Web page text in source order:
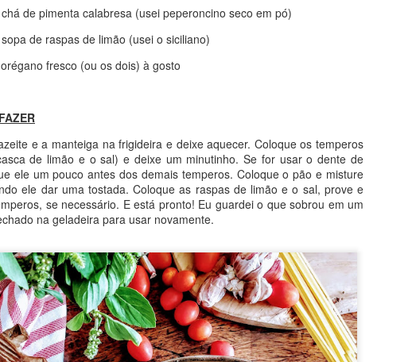
de pimenta calabresa (usei peperoncino seco em pó)
de raspas de limão (usei o siciliano)
fresco (ou os dois) à gosto
e a manteiga na frigideira e deixe aquecer. Coloque os temperos
de limão e o sal) e deixe um minutinho. Se for usar o dente de
ele um pouco antes dos demais temperos. Coloque o pão e misture
ele dar uma tostada. Coloque as raspas de limão e o sal, prove e
se necessário. E está pronto! Eu guardei o que sobrou em um
na geladeira para usar novamente.
bem cheia de iogurte natural
em pó 100%
chocolate ao leite em gotas ou picado
de sódio
de extrato de baunilha
amasse as bananas até virar uma papa. Junte o óleo, a baunilha, o
muito bem. Coloque a farinha aos poucos, misturando sempre. Adicione o
Por fim, junte o chocolate em gotas e misture. Leve para assar em forma untada
gotas de chocolate sobre a massa, já na forma), em forno pré-aquecido a 180º
o teste do palito, pois o tempo depende de cada forno). Agora, é só comer!!